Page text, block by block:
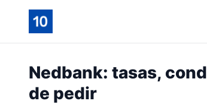
Nedbank: tasas,
de pedir